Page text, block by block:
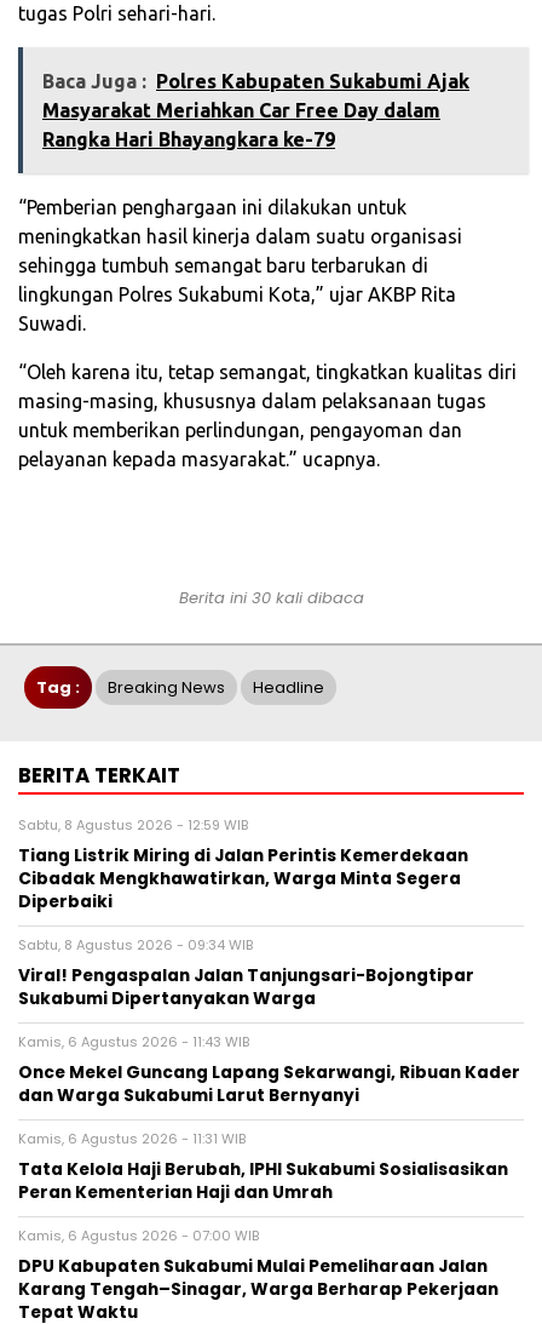
tugas Polri sehari-hari.
Baca Juga : Polres Kabupaten Sukabumi Ajak
Masyarakat Meriahkan Car Free Day dalam
Rangka Hari Bhayangkara ke-79
“Pemberian penghargaan ini dilakukan untuk
meningkatkan hasil kinerja dalam suatu organisasi
sehingga tumbuh semangat baru terbarukan di
lingkungan Polres Sukabumi Kota,” ujar AKBP Rita
Suwadi.
“Oleh karena itu, tetap semangat, tingkatkan kualitas diri
masing-masing, khususnya dalam pelaksanaan tugas
untuk memberikan perlindungan, pengayoman dan
pelayanan kepada masyarakat.” ucapnya.
Berita ini 30 kali dibaca
Tag : Breaking News Headline
BERITA TERKAIT
Sabtu, 8 Agustus 2026 - 12:59 WIB
Tiang Listrik Miring di Jalan Perintis Kemerdekaan
Cibadak Mengkhawatirkan, Warga Minta Segera
Diperbaiki
Sabtu, 8 Agustus 2026 - 09:34 WIB
Viral! Pengaspalan Jalan Tanjungsari-Bojongtipar
Sukabumi Dipertanyakan Warga
Kamis, 6 Agustus 2026 - 11:43 WIB
Once Mekel Guncang Lapang Sekarwangi, Ribuan Kader
dan Warga Sukabumi Larut Bernyanyi
Kamis, 6 Agustus 2026 - 11:31 WIB
Tata Kelola Haji Berubah, IPHI Sukabumi Sosialisasikan
Peran Kementerian Haji dan Umrah
Kamis, 6 Agustus 2026 - 07:00 WIB
‎DPU Kabupaten Sukabumi Mulai Pemeliharaan Jalan
Karang Tengah–Sinagar, Warga Berharap Pekerjaan
Tepat Waktu